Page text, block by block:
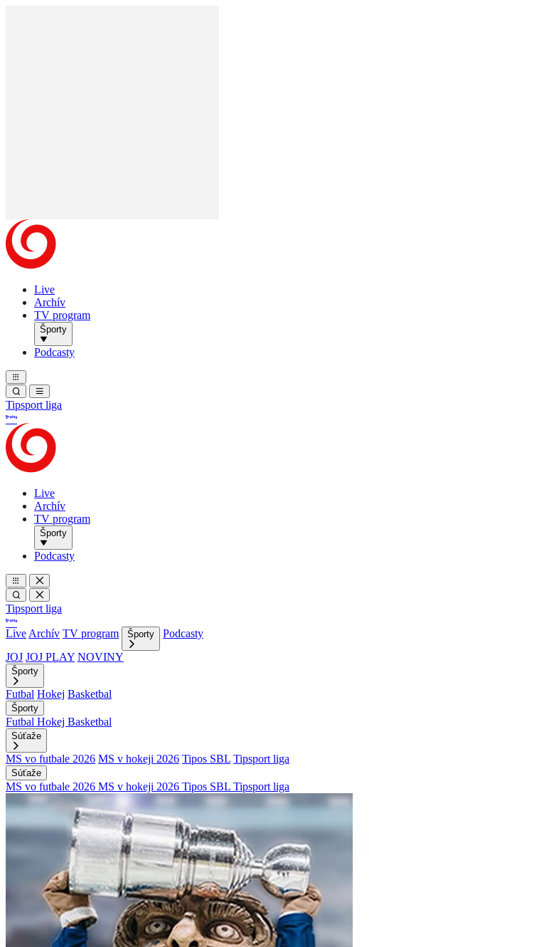
Live
Archív
TV program
Športy
Podcasty
Tipsport liga
Live
Archív
TV program
Športy
Podcasty
Tipsport liga
Live Archív TV program Športy
Podcasty
JOJ JOJ PLAY NOVINY
Športy
Futbal Hokej Basketbal
Športy
Futbal Hokej Basketbal
Súťaže
MS vo futbale 2026 MS v hokeji 2026 Tipos SBL Tipsport liga
Súťaže
MS vo futbale 2026 MS v hokeji 2026 Tipos SBL Tipsport liga